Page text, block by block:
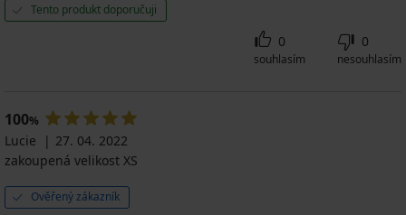
Tento produkt doporučuji
0
souhlasím
0
nesouhlasím
100%
Lucie
27. 04. 2022
zakoupená velikost XS
Ověřený zákazník